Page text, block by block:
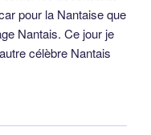
pour la Nantaise que
Nantais. Ce jour je
célèbre Nantais